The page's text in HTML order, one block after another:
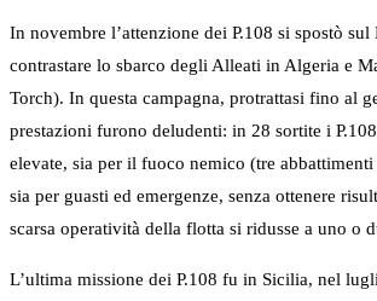
In novembre l’attenzione dei P.108 si spostò
contrastare lo sbarco degli Alleati in Algeria e
Torch). In questa campagna, protrattasi fino al
prestazioni furono deludenti: in 28 sortite i
elevate, sia per il fuoco nemico (tre
sia per guasti ed emergenze, senza ottenere
scarsa operatività della flotta si ridusse a uno o
L’ultima missione dei P.108 fu in Sicilia, nel